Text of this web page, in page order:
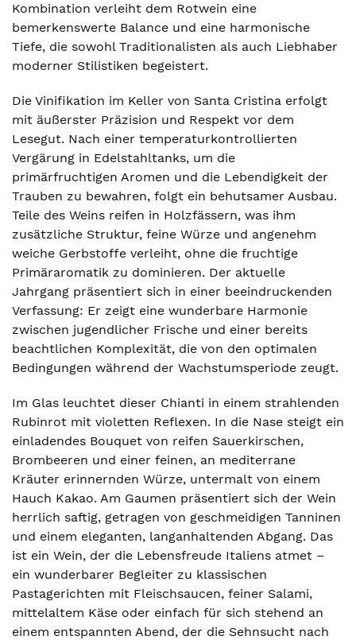
Kombination verleiht dem Rotwein eine
bemerkenswerte Balance und eine harmonische
Tiefe, die sowohl Traditionalisten als auch Liebhaber
moderner Stilistiken begeistert.
Die Vinifikation im Keller von Santa Cristina erfolgt
mit äußerster Präzision und Respekt vor dem
Lesegut. Nach einer temperaturkontrollierten
Vergärung in Edelstahltanks, um die
primärfruchtigen Aromen und die Lebendigkeit der
Trauben zu bewahren, folgt ein behutsamer Ausbau.
Teile des Weins reifen in Holzfässern, was ihm
zusätzliche Struktur, feine Würze und angenehm
weiche Gerbstoffe verleiht, ohne die fruchtige
Primäraromatik zu dominieren. Der aktuelle
Jahrgang präsentiert sich in einer beeindruckenden
Verfassung: Er zeigt eine wunderbare Harmonie
zwischen jugendlicher Frische und einer bereits
beachtlichen Komplexität, die von den optimalen
Bedingungen während der Wachstumsperiode zeugt.
Im Glas leuchtet dieser Chianti in einem strahlenden
Rubinrot mit violetten Reflexen. In die Nase steigt ein
einladendes Bouquet von reifen Sauerkirschen,
Brombeeren und einer feinen, an mediterrane
Kräuter erinnernden Würze, untermalt von einem
Hauch Kakao. Am Gaumen präsentiert sich der Wein
herrlich saftig, getragen von geschmeidigen Tanninen
und einem eleganten, langanhaltenden Abgang. Das
ist ein Wein, der die Lebensfreude Italiens atmet –
ein wunderbarer Begleiter zu klassischen
Pastagerichten mit Fleischsaucen, feiner Salami,
mittelaltem Käse oder einfach für sich stehend an
einem entspannten Abend, der die Sehnsucht nach